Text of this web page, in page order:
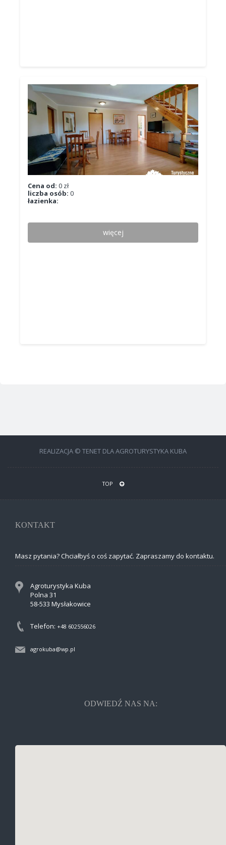
Cena od: 0 zł
liczba osób: 0
łazienka:
więcej
REALIZACJA © TENET DLA AGROTURYSTYKA KUBA
TOP
KONTAKT
Masz pytania? Chciałbyś o coś zapytać. Zapraszamy do kontaktu.
Agroturystyka Kuba
Polna 31
58-533 Mysłakowice
Telefon: +48 602556026
agrokuba@wp.pl
ODWIEDŹ NAS NA: